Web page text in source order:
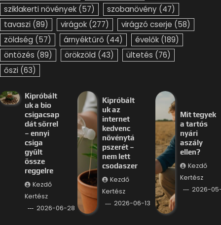
sziklakerti növények (57) szobanövény (47)
tavaszi (89) virágok (277) virágzó cserje (58)
zöldség (57) árnyéktűrő (44) évelők (189)
öntözés (89) örökzöld (43) ültetés (76)
őszi (63)
Kipróbált
uk a bio
csigacsap
dát sörrel
– ennyi
csiga
gyűlt
össze
reggelre
Kezdő
Kertész
2026-06-28
Kipróbált
uk az
internet
kedvenc
növénytá
pszerét –
nem lett
csodaszer
Kezdő
Kertész
2026-06-13
Mit tegyek
a tartós
nyári
aszály
ellen?
Kezdő
Kertész
2026-